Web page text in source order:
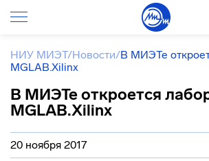
НИУ МИЭТ/Новости/В МИЭТе
MGLAB.Xilinx
В МИЭТе откроется
MGLAB.Xilinx
20 ноября 2017